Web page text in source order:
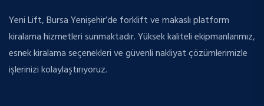
Yeni Lift, Bursa Yenişehir’de forklift ve makaslı platform
kiralama hizmetleri sunmaktadır. Yüksek kaliteli ekipmanlarımız,
esnek kiralama seçenekleri ve güvenli nakliyat çözümlerimizle
işlerinizi kolaylaştırıyoruz.